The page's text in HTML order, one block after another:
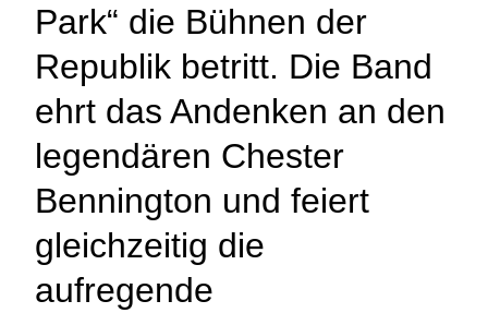
Park“ die Bühnen der
Republik betritt. Die Band
ehrt das Andenken an den
legendären Chester
Bennington und feiert
gleichzeitig die
aufregende